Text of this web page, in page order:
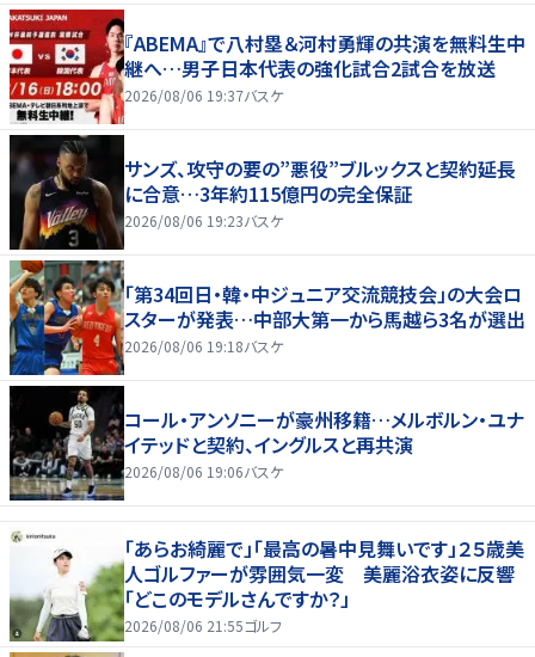
『ABEMA』で八村塁＆河村勇輝の共演を無料生中
継へ…男子日本代表の強化試合2試合を放送
2026/08/06 19:37バスケ
サンズ、攻守の要の”悪役”ブルックスと契約延長
に合意…3年約115億円の完全保証
2026/08/06 19:23バスケ
「第34回日・韓・中ジュニア交流競技会」の大会ロ
スターが発表…中部大第一から馬越ら3名が選出
2026/08/06 19:18バスケ
コール・アンソニーが豪州移籍…メルボルン・ユナ
イテッドと契約、イングルスと再共演
2026/08/06 19:06バスケ
「あらお綺麗で」「最高の暑中見舞いです」２５歳美
人ゴルファーが雰囲気一変 美麗浴衣姿に反響
「どこのモデルさんですか？」
2026/08/06 21:55ゴルフ